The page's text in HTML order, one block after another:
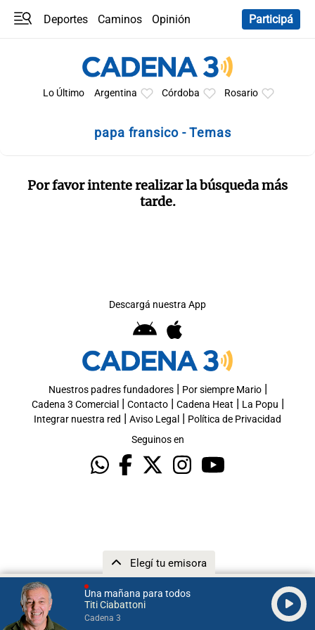
Una mañana para todos
Titi Ciabattoni
Cadena 3
Elegí tu emisora
Deportes Caminos
Opinión
Participá
Lo Último Argentina Córdoba Rosario
papa fransico - Temas
Por favor intente realizar la búsqueda más
tarde.
Descargá nuestra App
Nuestros padres fundadores| Por siempre Mario|
Cadena 3 Comercial | Contacto| Cadena Heat | La Popu |
Integrar nuestra red | Aviso Legal | Política de Privacidad
Seguinos en